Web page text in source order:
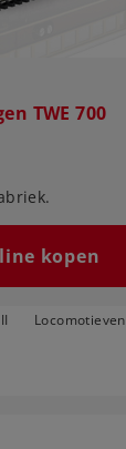
TWE 700
kopen
Locomotieven